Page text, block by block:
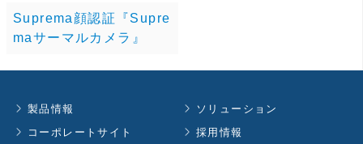
Suprema顔認証『Supre
maサーマルカメラ』
製品情報
ソリューション
コーポレートサイト
採用情報